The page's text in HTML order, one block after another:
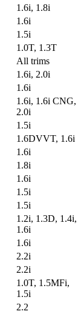
1.6i, 1.8i
1.6i
1.5i
1.0T, 1.3T
All trims
1.6i, 2.0i
1.6i
1.6i, 1.6i CNG,
2.0i
1.5i
1.6DVVT, 1.6i
1.6i
1.8i
1.6i
1.5i
1.5i
1.2i, 1.3D, 1.4i,
1.6i
1.6i
2.2i
2.2i
1.0T, 1.5MFi,
1.5i
2.2